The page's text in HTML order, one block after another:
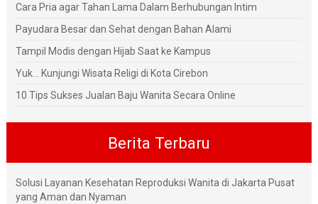
Cara Pria agar Tahan Lama Dalam Berhubungan Intim
Payudara Besar dan Sehat dengan Bahan Alami
Tampil Modis dengan Hijab Saat ke Kampus
Yuk... Kunjungi Wisata Religi di Kota Cirebon
10 Tips Sukses Jualan Baju Wanita Secara Online
Berita Terbaru
Solusi Layanan Kesehatan Reproduksi Wanita di Jakarta Pusat
yang Aman dan Nyaman